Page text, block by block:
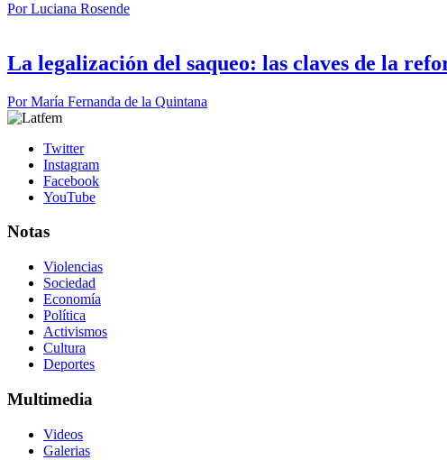
PorLuciana Rosende
La legalización del saqueo: las claves de la
PorMaría Fernanda de la Quintana
Twitter
Instagram
Facebook
YouTube
Notas
Violencias
Sociedad
Economía
Política
Activismos
Cultura
Deportes
Multimedia
Videos
Galerias